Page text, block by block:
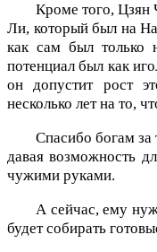
Кроме того, Цзян
Ли, который был на
как сам был только
потенциал был как
он допустит рост
несколько лет на то,
Спасибо богам
давая возможность
чужими руками.
А сейчас, ему
будет собирать